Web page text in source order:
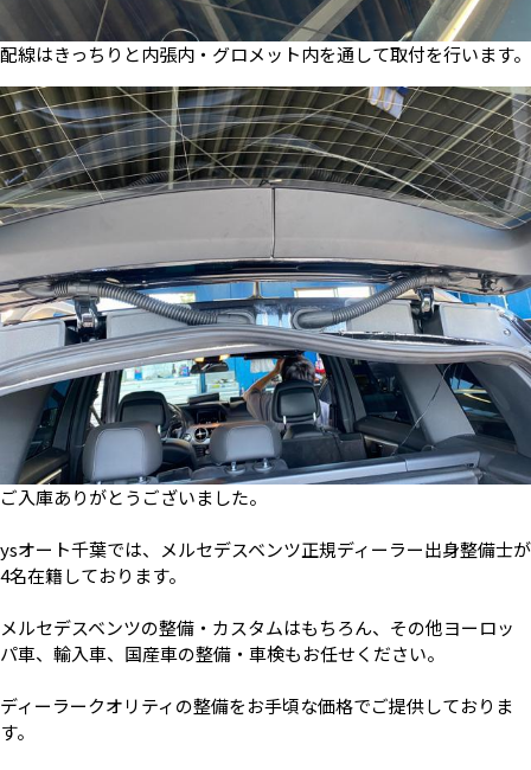
配線はきっちりと内張内・グロメット内を通して取付を行います。
ご入庫ありがとうございました。
ysオート千葉では、メルセデスベンツ正規ディーラー出身整備士が
4名在籍しております。
メルセデスベンツの整備・カスタムはもちろん、その他ヨーロッ
パ車、輸入車、国産車の整備・車検もお任せください。
ディーラークオリティの整備をお手頃な価格でご提供しておりま
す。